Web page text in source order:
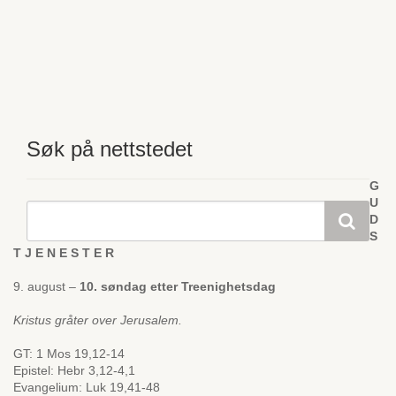
Søk på nettstedet
G
U
D
S
T J E N E S T E R
9. august – 10. søndag etter Treenighetsdag
Kristus gråter over Jerusalem.
GT: 1 Mos 19,12-14
Epistel: Hebr 3,12-4,1
Evangelium: Luk 19,41-48